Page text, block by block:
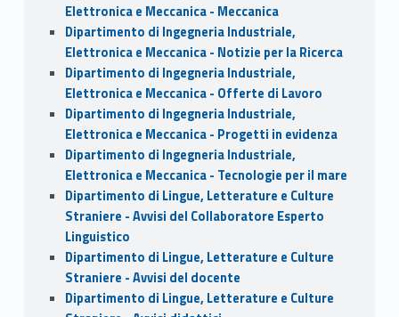
Elettronica e Meccanica - Meccanica
Dipartimento di Ingegneria Industriale,
Elettronica e Meccanica - Notizie per la Ricerca
Dipartimento di Ingegneria Industriale,
Elettronica e Meccanica - Offerte di Lavoro
Dipartimento di Ingegneria Industriale,
Elettronica e Meccanica - Progetti in evidenza
Dipartimento di Ingegneria Industriale,
Elettronica e Meccanica - Tecnologie per il mare
Dipartimento di Lingue, Letterature e Culture
Straniere - Avvisi del Collaboratore Esperto
Linguistico
Dipartimento di Lingue, Letterature e Culture
Straniere - Avvisi del docente
Dipartimento di Lingue, Letterature e Culture